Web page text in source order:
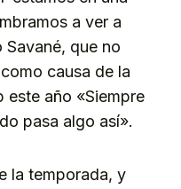
a ver a
Savané, que no
causa de la
este año «Siempre
pasa algo así».
la temporada, y